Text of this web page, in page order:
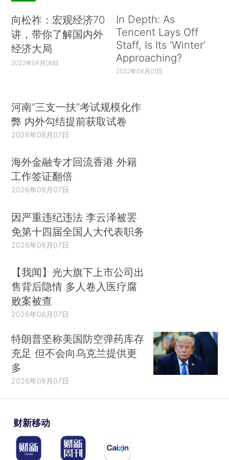
向松祚：宏观经济70
讲，带你了解国内外
经济大局
2022年04月06日
In Depth: As
Tencent Lays Off
Staff, Is Its ‘Winter’
Approaching?
2022年04月01日
河南“三支一扶”考试规模化作
弊 内外勾结提前获取试卷
2026年08月07日
海外金融专才回流香港 外籍
工作签证翻倍
2026年08月07日
因严重违纪违法 李云泽被罢
免第十四届全国人大代表职务
2026年08月07日
【我闻】光大旗下上市公司出
售背后隐情 多人卷入医疗腐
败案被查
2026年08月07日
特朗普坚称美国防空弹药库存
充足 但不会向乌克兰提供更
多
2026年08月07日
财新移动